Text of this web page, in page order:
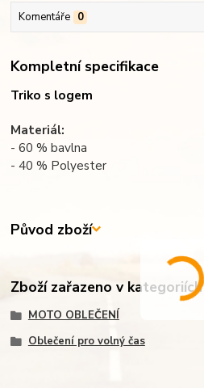
Komentáře 0
Kompletní specifikace
Triko s logem
Materiál:
- 60 % bavlna
- 40 % Polyester
Původ zboží
Zboží zařazeno v kategoriích
MOTO OBLEČENÍ
Oblečení pro volný čas